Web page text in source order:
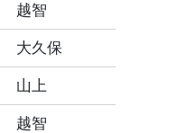
越智
大久保
山上
越智